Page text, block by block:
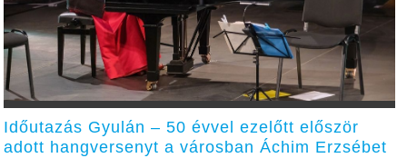
Időutazás Gyulán – 50 évvel ezelőtt először
adott hangversenyt a városban Áchim Erzsébet